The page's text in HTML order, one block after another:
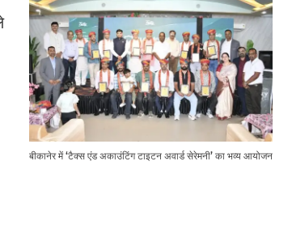
बीकानेर में ‘टैक्स एंड अकाउंटिंग टाइटन अवार्ड सेरेमनी’ का भव्य आयोजन